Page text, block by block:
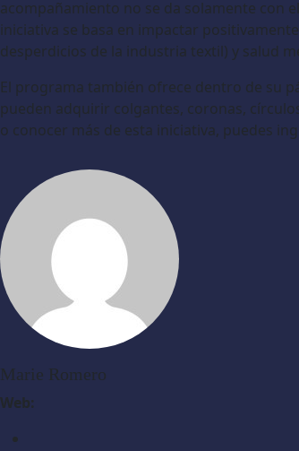
acompañamiento no se da solamente con
iniciativa se basa en impactar
desperdicios de la industria textil) y salud
El programa también ofrece dentro de su
pueden adquirir colgantes, coronas,
o conocer más de esta iniciativa, puedes
Marie Romero
Web: